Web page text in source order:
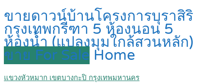
ขายดาวน์บ้านโครงการบุราสิริ
กรุงเทพกรีฑา 5 ห้องนอน 5
ห้องน้ำ (แปลงมุมใกล้สวนหลัก)
ขาย For Sale Home
แขวงหัวหมาก เขตบางกะปิ กรุงเทพมหานคร